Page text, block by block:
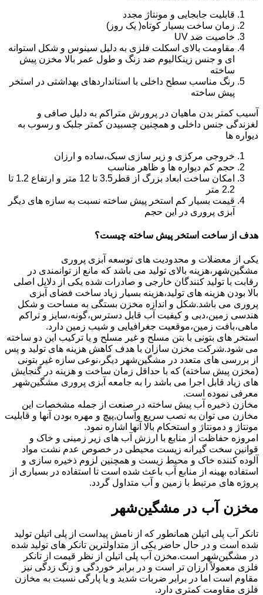
قابلیت جابجایی و مونتاژ مجدد
زمان ساخت بسیار کوتاه( یک روز)
خاصیت ضد UV
مقاومت بالای اسکلت فلزی به دلیل سینوس و شکل استوانه
ای و جنس زینکالیوم ضد زنگ و طول عمر بالا مخزن پیش
ساخته
رنگ مناسب سطح داخلی با استانداردهای بهداشتی در استخر
پیش ساخته
آسیب کمتر بدن ماهیان در پرورش متراکم به دلیل صافی و
لغزندگی جنس داخلی و همچنین چسبیدن کمتر جلبک و رسوب به
دیواره ها
خروجی مرکزی و زیر سازی سبک،ساده و ارزان
حجم کم دیواره ها و ظاهر مناسب
امکان ساخت ابعاد بزرگ از قطر3.5 تا 12 متر و ارتفاع 1.2 تا
2.2 متر
قیمت بسیار کم استخر پیش ساخته نسبت به سازه های دیگر
آبزی پروری در این حجم
هدف از ساخت استخر پیش ساخته چیست؟
یکی از معضلات و محدودیت های توسعه آبزی پروری
مشگین‌شهر،هزینه بالای تولید می باشد که مانع از توانمندی در
رقابت با تولید کنندگان خارجی و صادرات شده یکی از دلایل اصلی
بالا بودن هزینه های تولید،هزینه بسیار زیاد ساخت فضای آبزی
پروری می باشد.شکل و اندازه مخزن بستگی به مساحت و شکل
هندسی زمین،دبی و کیفیت آب قابل دسترس،گونه،سایز و تراکم
ماهی،بافت زمین،موقعیت جغرافیایی و شیب زمین دارد.
استخر های بتونی با بتن مسلح و غیر مسلح و یا ترکیب این دو ساخته
می شود.شرکت مخزن سازان با هدف کاهش هزینه های تولید و پس
از بررسی های متعدد در مشگین‌شهر دیگر،نوعی سازه غیر بتونی
(مخزن پیش ساخته) که با حداقل زمان ساخت و هزینه در گنجایش
های زیاد قابل اجرا می باشد را به جامعه آبزی پروری مشگین‌شهر
معرفی نموده است.
مخازن ذخیره آب پیش ساخته در صنعت از جمله مشخصات این
مخازن می توان به نصب سریع وآسان,پیچ و مهره بودن آنها و قابلیت
مونتاژ و دمونتاژ و استحکام بالا آنها اشاره نمود.
امروزه حفاظت از منابع با ارزش آب های زیر زمینی و خاک و
قوانین سخت گیرانه زیست محیطی در خصوص عدم نشت مواد
آلوده کننده خاک و محیط زیست و همچنین لزوم ذخیره سازی و
استفاده بهینه از منابع آب باعث شده است تا استفاده در بسیاری از
پروژه های مرتبط با زمین و آب متداول گردد.
مخزن آب در مشگین‌شهر
تانکر آب پلی اتیلن همانطور که از نامش پیداست از پلی اتیلن تولید
شده است و در حال حاضر یکی از متداولترین تانکر های تولید شده
در مشگین‌شهر است.مخزن آب پلی اتیلن از نظر قیمت از تانکر
فلزی معمولاً ارزان تر است و در برابر خوردگی و زنگ زدگی نیز
مقاوم است اما در برابر ضربات شدید و یا پارگی نسبت به مخازن
فلزی مقاومت کمتری دارد.